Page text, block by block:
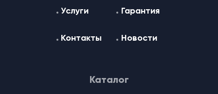
Услуги Гарантия
Контакты Новости
Каталог